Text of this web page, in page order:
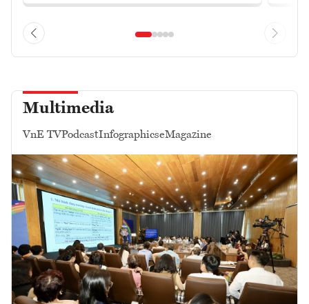
Multimedia
VnE TVPodcastInfographicseMagazine